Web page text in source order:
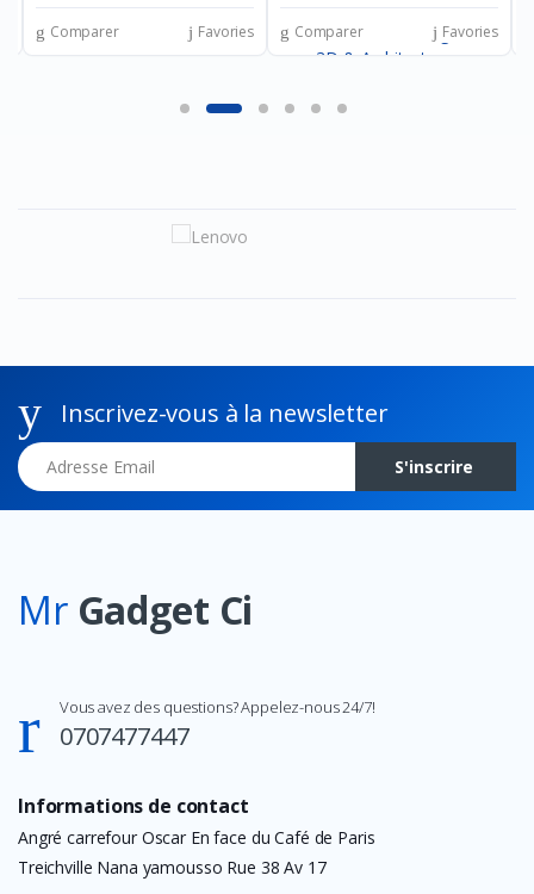
Comparer Favories Comparer Favories
Inscrivez-vous à la newsletter
Adresse Email
S'inscrire
Mr Gadget Ci
Vous avez des questions? Appelez-nous 24/7!
0707477447
Informations de contact
Angré carrefour Oscar En face du Café de Paris
Treichville Nana yamousso Rue 38 Av 17